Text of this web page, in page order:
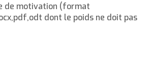
de motivation (format
dont le poids ne doit pas